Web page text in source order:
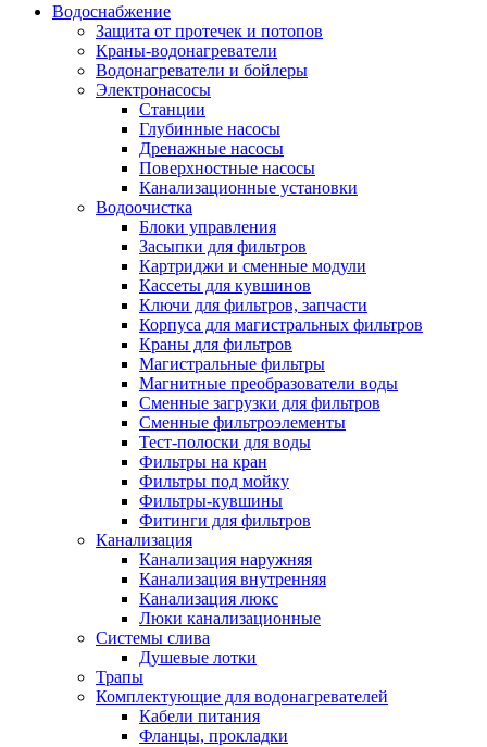
Строительные товары
Все для бани
Полезные статьи
Новости и Акции
Оплата и доставка
Сервис-центр
Адреса Сервис-центров
Условия возврата товара
Водоснабжение
Защита от протечек и потопов
Краны-водонагреватели
Водонагреватели и бойлеры
Электронасосы
Станции
Глубинные насосы
Дренажные насосы
Поверхностные насосы
Канализационные установки
Водоочистка
Блоки управления
Засыпки для фильтров
Картриджи и сменные модули
Кассеты для кувшинов
Ключи для фильтров, запчасти
Корпуса для магистральных фильтров
Краны для фильтров
Магистральные фильтры
Магнитные преобразователи воды
Сменные загрузки для фильтров
Сменные фильтроэлементы
Тест-полоски для воды
Фильтры на кран
Фильтры под мойку
Фильтры-кувшины
Фитинги для фильтров
Канализация
Канализация наружняя
Канализация внутренняя
Канализация люкс
Люки канализационные
Системы слива
Душевые лотки
Трапы
Комплектующие для водонагревателей
Кабели питания
Фланцы, прокладки